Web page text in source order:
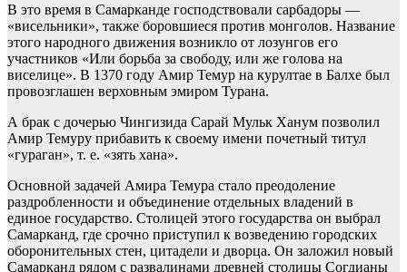
В это время в Самарканде господствовали сарбадоры —
«висельники», также боровшиеся против монголов. Название
этого народного движения возникло от лозунгов его
участников «Или борьба за свободу, или же голова на
виселице». В 1370 году Амир Темур на курултае в Балхе был
провозглашен верховным эмиром Турана.
А брак с дочерью Чингизида Сарай Мульк Ханум позволил
Амир Темуру прибавить к своему имени почетный титул
«гураган», т. е. «зять хана».
Основной задачей Амира Темура стало преодоление
раздробленности и объединение отдельных владений в
единое государство. Столицей этого государства он выбрал
Самарканд, где срочно приступил к возведению городских
оборонительных стен, цитадели и дворца. Он заложил новый
Самарканд рядом с развалинами древней столицы Согдианы